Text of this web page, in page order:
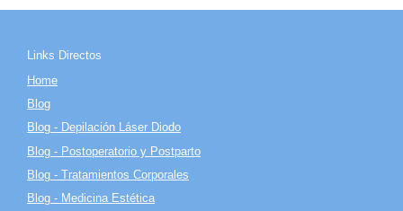
Links Directos
Home
Blog
Blog - Depilación Láser Diodo
Blog - Postoperatorio y Postparto
Blog - Tratamientos Corporales
Blog - Medicina Estética